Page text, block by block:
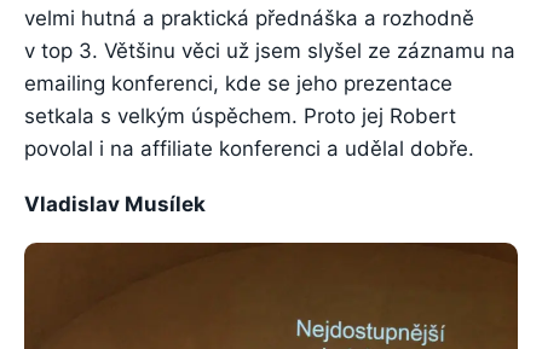
velmi hutná a praktická přednáška a rozhodně
v top 3. Většinu věci už jsem slyšel ze záznamu na
emailing konferenci, kde se jeho prezentace
setkala s velkým úspěchem. Proto jej Robert
povolal i na affiliate konferenci a udělal dobře.
Vladislav Musílek